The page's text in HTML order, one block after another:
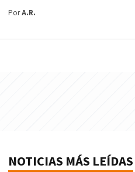
PorA.R.
NOTICIAS MÁS LEÍDAS